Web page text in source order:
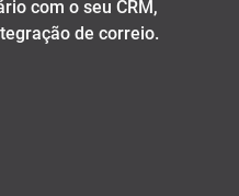
com o seu CRM,
de correio.